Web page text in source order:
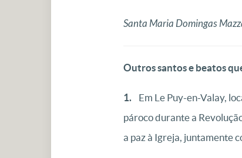
Santa Maria Domingas
Outros santos e beatos
1. Em Le Puy-en-Valay,
pároco durante a
a paz à Igreja, juntamente